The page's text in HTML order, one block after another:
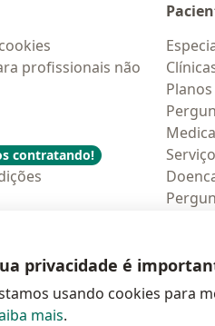
profissionais não
contratando!
privacidade é
usando cookies para
mais.